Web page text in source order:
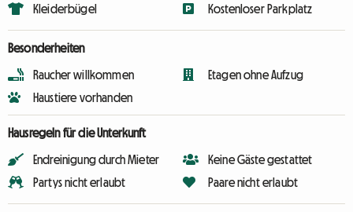
Kleiderbügel
Kostenloser Parkplatz
Besonderheiten
Raucher willkommen
Haustiere vorhanden
Etagen ohne Aufzug
Hausregeln für die Unterkunft
Endreinigung durch Mieter
Partys nicht erlaubt
Keine Gäste gestattet
Paare nicht erlaubt